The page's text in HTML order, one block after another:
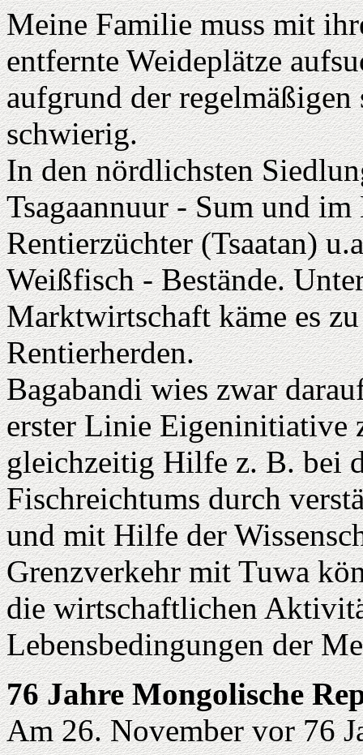
Meine Familie muss mit
entfernte Weideplätze
aufgrund der regelmäßigen
schwierig.
In den nördlichsten
Tsagaannuur - Sum und
Rentierzüchter (Tsaatan)
Weißfisch - Bestände.
Marktwirtschaft käme es
Rentierherden.
Bagabandi wies zwar
erster Linie Eigeninitiative
gleichzeitig Hilfe z. B. bei
Fischreichtums durch
und mit Hilfe der
Grenzverkehr mit Tuwa
die wirtschaftlichen
Lebensbedingungen der
76 Jahre Mongolische
Am 26. November vor 76